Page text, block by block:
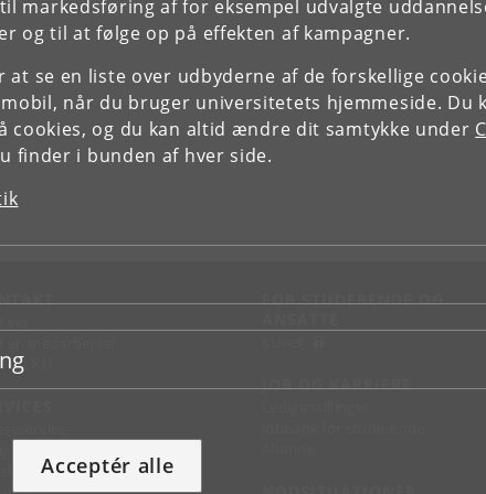
markedsføring af for eksempel udvalgte
og til at følge op på effekten af kampagner.
at se en liste over udbyderne af de forskellige
når du bruger universitetets hjemmeside. Du
cookies, og du kan altid ændre dit samtykke under
finder i bunden af hver side.
Acceptér alle
KU
FOR STUDERENDE OG
JOB OG KARRIERE